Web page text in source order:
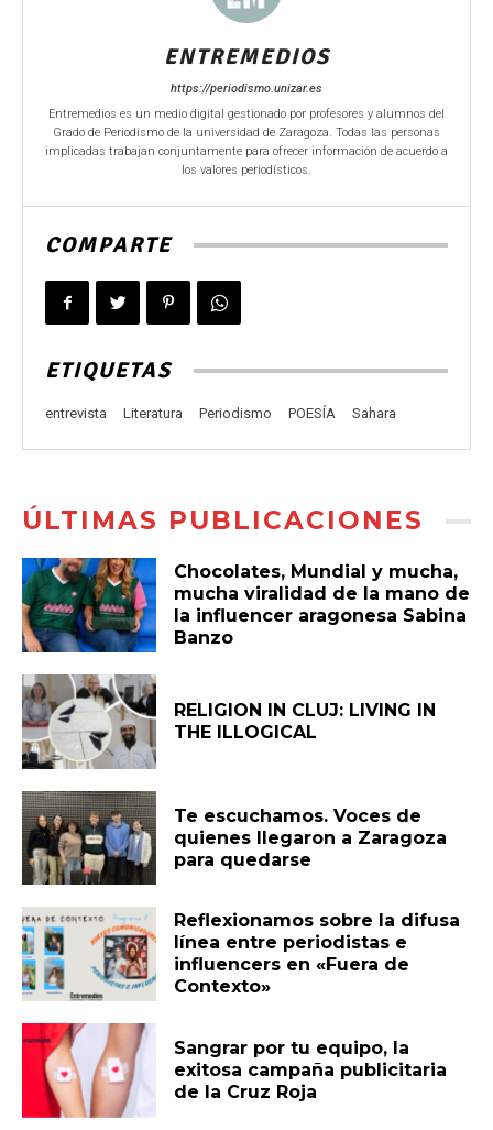
ENTREMEDIOS
https://periodismo.unizar.es
Entremedios es un medio digital gestionado por profesores y alumnos del
Grado de Periodismo de la universidad de Zaragoza. Todas las personas
implicadas trabajan conjuntamente para ofrecer información de acuerdo a
los valores periodísticos.
COMPARTE
ETIQUETAS
entrevista Literatura Periodismo POESÍA Sahara
ÚLTIMAS PUBLICACIONES
Chocolates, Mundial y mucha,
mucha viralidad de la mano de
la influencer aragonesa Sabina
Banzo
RELIGION IN CLUJ: LIVING IN
THE ILLOGICAL
Te escuchamos. Voces de
quienes llegaron a Zaragoza
para quedarse
Reflexionamos sobre la difusa
línea entre periodistas e
influencers en «Fuera de
Contexto»
Sangrar por tu equipo, la
exitosa campaña publicitaria
de la Cruz Roja